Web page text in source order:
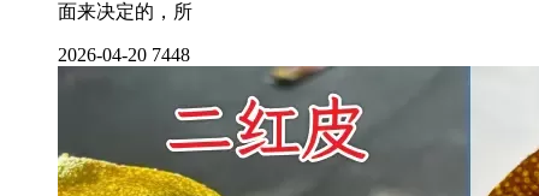
面来决定的，所
2026-04-20 7448